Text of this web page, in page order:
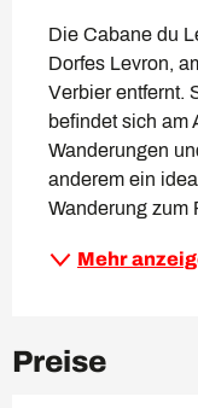
Die Cabane du
Dorfes Levron,
Verbier entfernt.
befindet sich am
Wanderungen
anderem ein
Wanderung zum
Mehr
Preise